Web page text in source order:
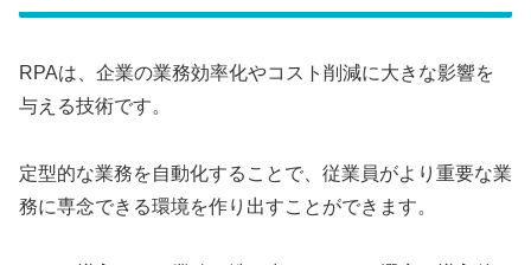
RPAは、企業の業務効率化やコスト削減に大きな影響を
与える技術です。
定型的な業務を自動化することで、従業員がより重要な業
務に専念できる環境を作り出すことができます。